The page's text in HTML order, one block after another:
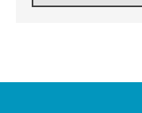
Signis